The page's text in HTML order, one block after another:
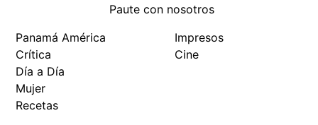
Paute con nosotros
Panamá América
Crítica
Día a Día
Mujer
Recetas
Impresos
Cine